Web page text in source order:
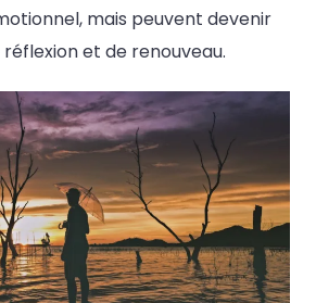
mais peuvent devenir
et de renouveau.